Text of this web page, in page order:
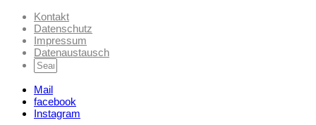
Kontakt
Datenschutz
Impressum
Datenaustausch
Mail
facebook
Instagram